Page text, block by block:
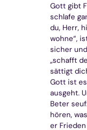
Gott gibt
schlafe
du, Herr,
wohne“,
sicher
„schafft
sättigt
Gott ist
ausgeht.
Beter
hören,
er